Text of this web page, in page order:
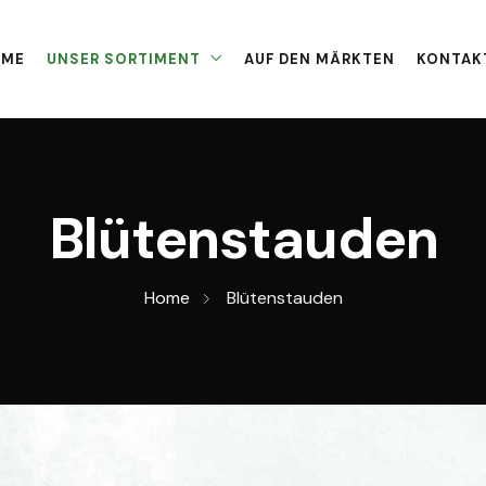
UNSER SORTIMENT AUF DEN MÄRKTEN
Blütenstauden
Home Blütenstauden